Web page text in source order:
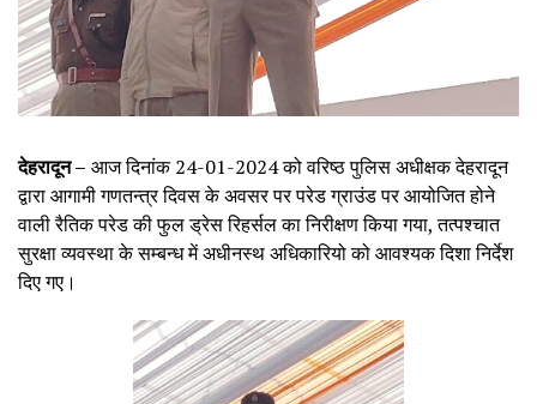
देहरादून – आज दिनांक 24-01-2024 को वरिष्ठ पुलिस अधीक्षक देहरादून
द्वारा आगामी गणतन्त्र दिवस के अवसर पर परेड ग्राउंड पर आयोजित होने
वाली रैतिक परेड की फुल ड्रेस रिहर्सल का निरीक्षण किया गया, तत्पश्चात
सुरक्षा व्यवस्था के सम्बन्ध में अधीनस्थ अधिकारियो को आवश्यक दिशा निर्देश
दिए गए।